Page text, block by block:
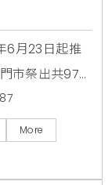
6月23日起推
市祭出共97款
料、日清杯
即可於隔週
旅遊、自由
More